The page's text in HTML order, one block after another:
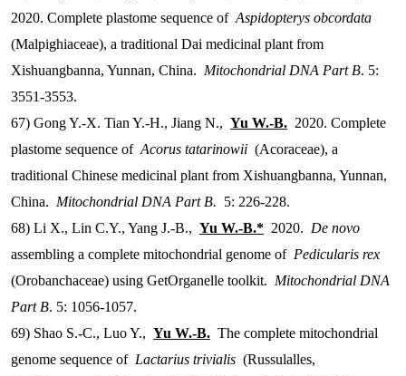
2020. Complete plastome sequence of Aspidopterys obcordata
(Malpighiaceae), a traditional Dai medicinal plant from
Xishuangbanna, Yunnan, China. Mitochondrial DNA Part B. 5:
3551-3553.
67) Gong Y.-X. Tian Y.-H., Jiang N., Yu W.-B. 2020. Complete
plastome sequence of Acorus tatarinowii (Acoraceae), a
traditional Chinese medicinal plant from Xishuangbanna, Yunnan,
China. Mitochondrial DNA Part B. 5: 226-228.
68) Li X., Lin C.Y., Yang J.-B., Yu W.-B.* 2020. De novo
assembling a complete mitochondrial genome of Pedicularis rex
(Orobanchaceae) using GetOrganelle toolkit. Mitochondrial DNA
Part B. 5: 1056-1057.
69) Shao S.-C., Luo Y., Yu W.-B. The complete mitochondrial
genome sequence of Lactarius trivialis (Russulalles,